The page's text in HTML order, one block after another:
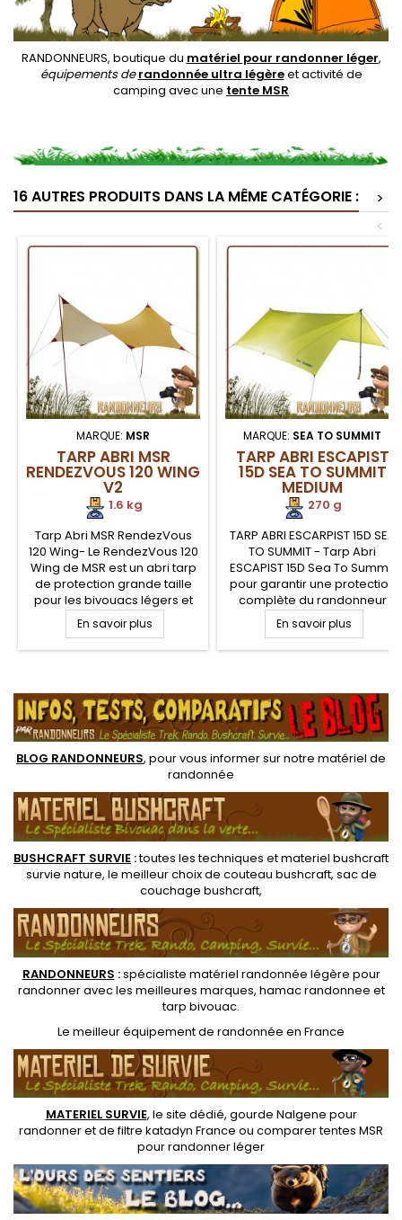
RANDONNEURS, boutique du matériel pour randonner léger,
équipements derandonnée ultra légèreet activité de
camping avec une tente MSR
16 AUTRES PRODUITS DANS LA MÊME CATÉGORIE :
>
<
MARQUE: MSR
TARP ABRI MSR
RENDEZVOUS 120 WING
V2
1.6 kg
Tarp Abri MSR RendezVous
120 Wing- Le RendezVous 120
Wing de MSR est un abri tarp
de protection grande taille
pour les bivouacs légers et
campements ultra light. Le
RendezVous 120 Wing MSR en
forme d'aile est idéal pour
indice UV de 50+. Il possède
8 points d'accroche vous
permettant de l'arrimer...
En savoir plus
MARQUE: SEA TO SUMMIT
TARP ABRI ESCAPIST
15D SEA TO SUMMIT
MEDIUM
270 g
TARP ABRI ESCARPIST 15D SEA
TO SUMMIT - Tarp Abri
ESCAPIST 15D Sea To Summit
pour garantir une protection
complète du randonneur
contre la pluie, le vent mais
aussi contre le soleil. Bâche
de couverture et abri tarp
légère pour 2 personnes en 2
x 2.6 mètres
En savoir plus
BLOG RANDONNEURS, pour vous informer sur notre matériel de
randonnée
BUSHCRAFT SURVIE :toutes les techniques etmateriel bushcraft
survie nature, le meilleur choix de couteau bushcraft, sac de
couchage bushcraft,
RANDONNEURS :spécialiste matériel randonnée légère pour
randonner avec les meilleures marques, hamac randonnee et
tarp bivouac.
Le meilleur équipement de randonnée en France
MATERIEL SURVIE, le site dédié, gourde Nalgene pour
randonneret defiltre katadyn France ou comparer tentes MSR
pour randonner léger